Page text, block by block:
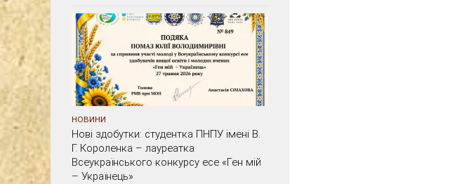
НОВИНИ
Нові здобутки: студентка ПНПУ імені В.
Г. Короленка – лауреатка
Всеукраїнського конкурсу есе «Ген мій
– Українець»